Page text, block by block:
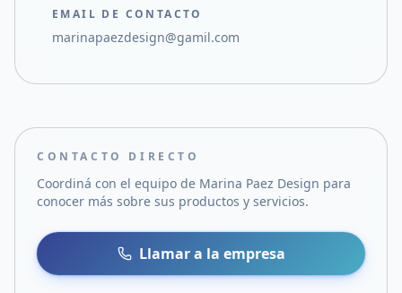
EMAIL DE CONTACTO
marinapaezdesign@gamil.com
CONTACTO DIRECTO
Coordiná con el equipo de Marina Paez Design para
conocer más sobre sus productos y servicios.
Llamar a la empresa